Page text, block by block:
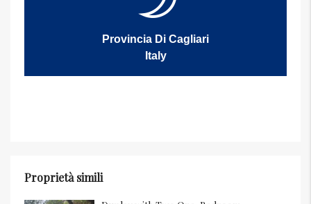
Provincia Di Cagliari
Italy
Proprietà simili